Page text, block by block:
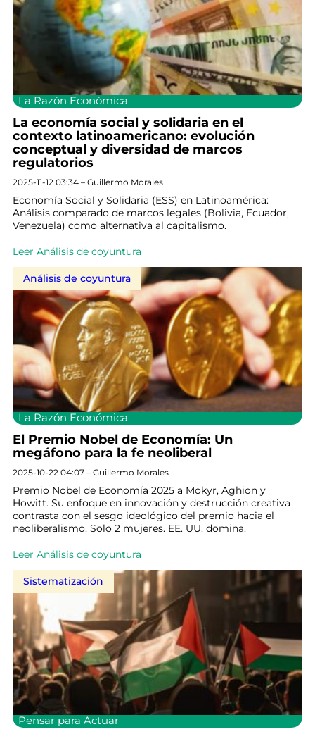
La Razón Económica
La economía social y solidaria en el
contexto latinoamericano: evolución
conceptual y diversidad de marcos
regulatorios
2025-11-12 03:34 – Guillermo Morales
Economía Social y Solidaria (ESS) en Latinoamérica:
Análisis comparado de marcos legales (Bolivia, Ecuador,
Venezuela) como alternativa al capitalismo.
Leer Análisis de coyuntura
Análisis de coyuntura
La Razón Económica
El Premio Nobel de Economía: Un
megáfono para la fe neoliberal
2025-10-22 04:07 – Guillermo Morales
Premio Nobel de Economía 2025 a Mokyr, Aghion y
Howitt. Su enfoque en innovación y destrucción creativa
contrasta con el sesgo ideológico del premio hacia el
neoliberalismo. Solo 2 mujeres. EE. UU. domina.
Leer Análisis de coyuntura
Sistematización
Pensar para Actuar